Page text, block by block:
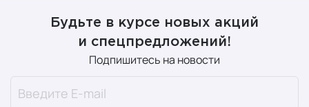
Будьте в курсе новых акций
и спецпредложений!
Подпишитесь на новости